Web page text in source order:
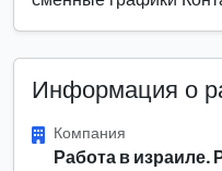
Информация о
Компания
Работа в израиле.